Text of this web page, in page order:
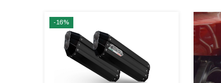
-16%